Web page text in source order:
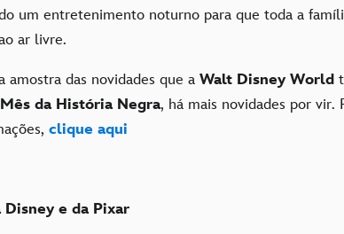
um entretenimento noturno para que toda a
ar livre.
amostra das novidades que a Walt Disney World
Mês da História Negra, há mais novidades por vir.
clique aqui
Disney e da Pixar